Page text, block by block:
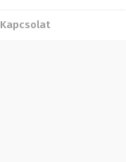
Kapcsolat